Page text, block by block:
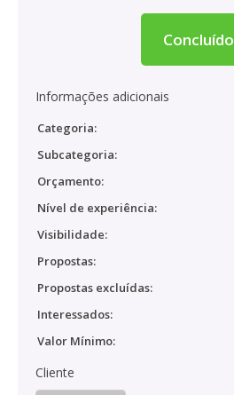
Concluído
Informações adicionais
Categoria:
Subcategoria:
Orçamento:
Nível de experiência:
Visibilidade:
Propostas:
Propostas excluídas:
Interessados:
Valor Mínimo:
Cliente